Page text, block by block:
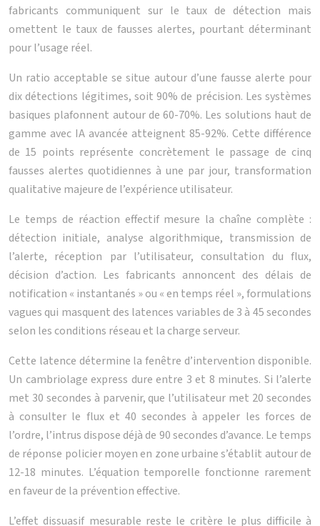
fabricants communiquent sur le taux de détection mais
omettent le taux de fausses alertes, pourtant déterminant
pour l’usage réel.
Un ratio acceptable se situe autour d’une fausse alerte pour
dix détections légitimes, soit 90% de précision. Les systèmes
basiques plafonnent autour de 60-70%. Les solutions haut de
gamme avec IA avancée atteignent 85-92%. Cette différence
de 15 points représente concrètement le passage de cinq
fausses alertes quotidiennes à une par jour, transformation
qualitative majeure de l’expérience utilisateur.
Le temps de réaction effectif mesure la chaîne complète :
détection initiale, analyse algorithmique, transmission de
l’alerte, réception par l’utilisateur, consultation du flux,
décision d’action. Les fabricants annoncent des délais de
notification « instantanés » ou « en temps réel », formulations
vagues qui masquent des latences variables de 3 à 45 secondes
selon les conditions réseau et la charge serveur.
Cette latence détermine la fenêtre d’intervention disponible.
Un cambriolage express dure entre 3 et 8 minutes. Si l’alerte
met 30 secondes à parvenir, que l’utilisateur met 20 secondes
à consulter le flux et 40 secondes à appeler les forces de
l’ordre, l’intrus dispose déjà de 90 secondes d’avance. Le temps
de réponse policier moyen en zone urbaine s’établit autour de
12-18 minutes. L’équation temporelle fonctionne rarement
en faveur de la prévention effective.
L’effet dissuasif mesurable reste le critère le plus difficile à